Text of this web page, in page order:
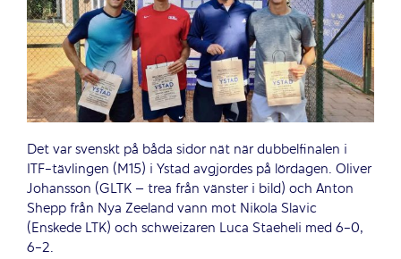
Det var svenskt på båda sidor nät när dubbelfinalen i
ITF-tävlingen (M15) i Ystad avgjordes på lördagen. Oliver
Johansson (GLTK – trea från vänster i bild) och Anton
Shepp från Nya Zeeland vann mot Nikola Slavic
(Enskede LTK) och schweizaren Luca Staeheli med 6-0,
6-2.